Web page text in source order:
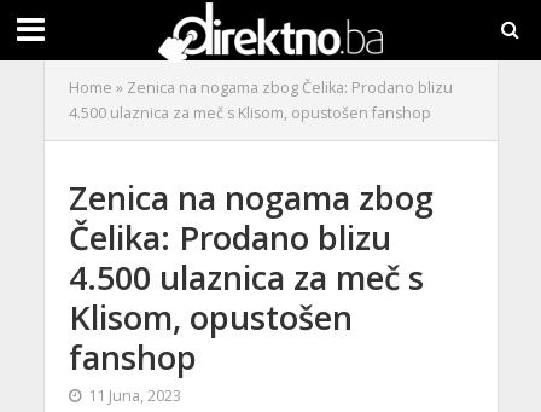
Home » Zenica na nogama zbog Čelika: Prodano blizu
4.500 ulaznica za meč s Klisom, opustošen fanshop
Zenica na nogama zbog
Čelika: Prodano blizu
4.500 ulaznica za meč s
Klisom, opustošen
fanshop
11 Juna, 2023